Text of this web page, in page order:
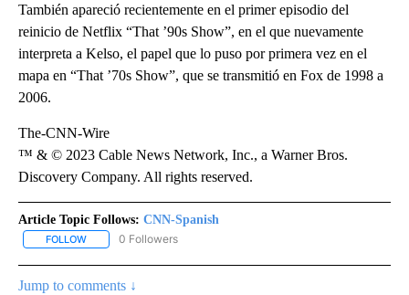
También apareció recientemente en el primer episodio del
reinicio de Netflix “That ’90s Show”, en el que nuevamente
interpreta a Kelso, el papel que lo puso por primera vez en el
mapa en “That ’70s Show”, que se transmitió en Fox de 1998 a
2006.
The-CNN-Wire
™ & © 2023 Cable News Network, Inc., a Warner Bros.
Discovery Company. All rights reserved.
Article Topic Follows: CNN-Spanish
FOLLOW FOLLOW "CNN-SPANISH" TO RECEIVE NOTIFICATIONS ABOUT
0 Followers
Jump to comments ↓